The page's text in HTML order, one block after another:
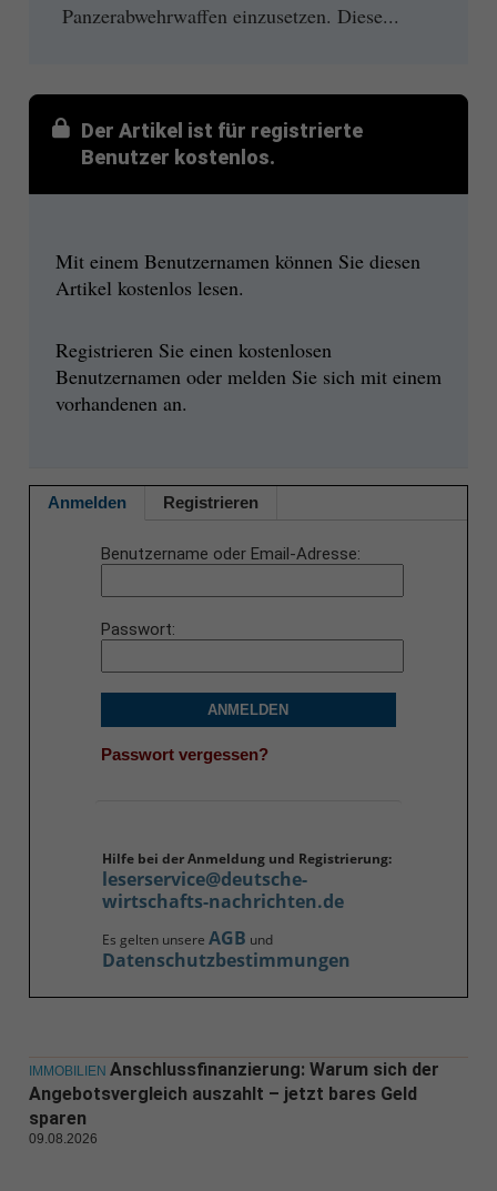
Panzerabwehrwaffen einzusetzen. Diese...
Der Artikel ist für registrierte
Benutzer kostenlos.
Mit einem Benutzernamen können Sie diesen
Artikel kostenlos lesen.
Registrieren Sie einen kostenlosen
Benutzernamen oder melden Sie sich mit einem
vorhandenen an.
Anmelden Registrieren
Benutzername oder Email-Adresse
Passwort
ANMELDEN
Passwort vergessen?
Hilfe bei der Anmeldung und Registrierung:
leserservice@deutsche-
wirtschafts-nachrichten.de
Es gelten unsere AGB und
Datenschutzbestimmungen
IMMOBILIEN Anschlussfinanzierung: Warum sich der
Angebotsvergleich auszahlt – jetzt bares Geld
sparen
09.08.2026